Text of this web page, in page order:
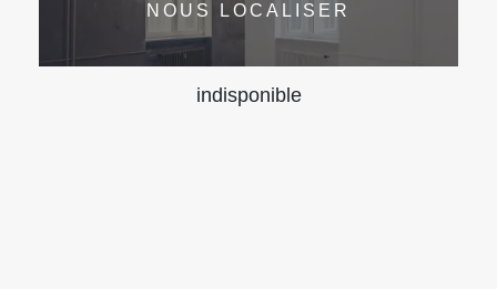
NOUS LOCALISER
indisponible